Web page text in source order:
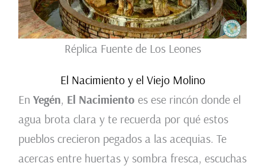
Réplica Fuente de Los Leones
El Nacimiento y el Viejo Molino
En Yegén, El Nacimiento es ese rincón donde el
agua brota clara y te recuerda por qué estos
pueblos crecieron pegados a las acequias. Te
acercas entre huertas y sombra fresca, escuchas